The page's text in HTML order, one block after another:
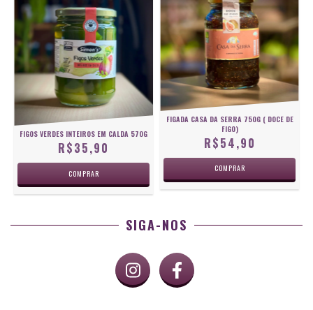
FIGOS VERDES INTEIROS EM CALDA 570G
R$35,90
FIGADA CASA DA SERRA 750G ( DOCE DE
FIGO)
R$54,90
SIGA-NOS